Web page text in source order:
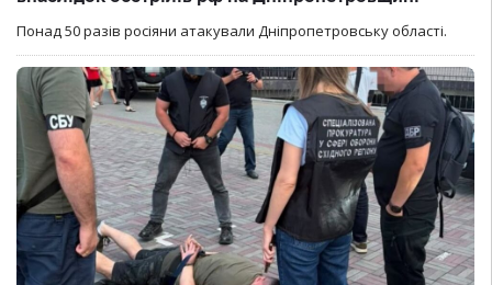
Понад 50 разів росіяни атакували Дніпропетровську області.